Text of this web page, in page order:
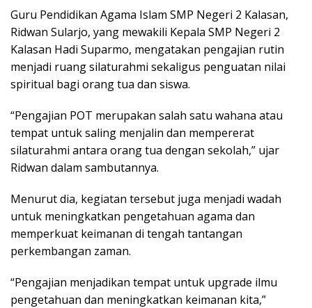
Guru Pendidikan Agama Islam SMP Negeri 2 Kalasan,
Ridwan Sularjo, yang mewakili Kepala SMP Negeri 2
Kalasan Hadi Suparmo, mengatakan pengajian rutin
menjadi ruang silaturahmi sekaligus penguatan nilai
spiritual bagi orang tua dan siswa.
“Pengajian POT merupakan salah satu wahana atau
tempat untuk saling menjalin dan mempererat
silaturahmi antara orang tua dengan sekolah,” ujar
Ridwan dalam sambutannya.
Menurut dia, kegiatan tersebut juga menjadi wadah
untuk meningkatkan pengetahuan agama dan
memperkuat keimanan di tengah tantangan
perkembangan zaman.
“Pengajian menjadikan tempat untuk upgrade ilmu
pengetahuan dan meningkatkan keimanan kita,”